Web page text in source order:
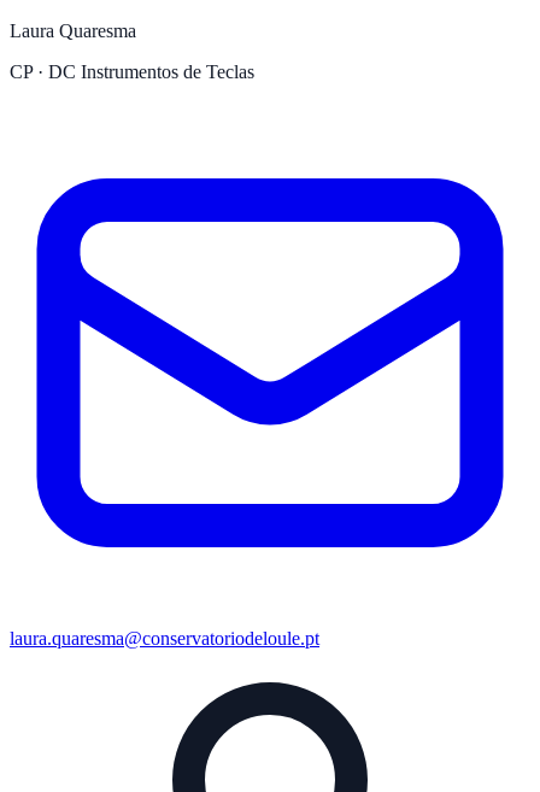
Laura Quaresma
CP · DC Instrumentos de Teclas
laura.quaresma@conservatoriodeloule.pt